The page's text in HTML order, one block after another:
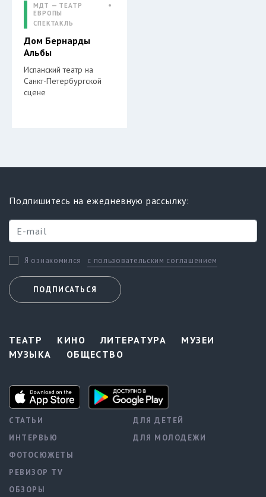
МДТ — ТЕАТР
ЕВРОПЫ
СПЕКТАКЛЬ
Дом Бернарды
Альбы
Испанский театр на
Санкт-Петербургской
сцене
Подпишитесь на ежедневную рассылку:
Я ознакомился с пользовательским соглашением
ПОДПИСАТЬСЯ
ТЕАТР КИНО ЛИТЕРАТУРА
МУЗЕИ
МУЗЫКА
ОБЩЕСТВО
СТАТЬИ
ИНТЕРВЬЮ
ФОТОСЮЖЕТЫ
РЕВИЗОР TV
ОБЗОРЫ
ДЛЯ ДЕТЕЙ
ДЛЯ МОЛОДЕЖИ